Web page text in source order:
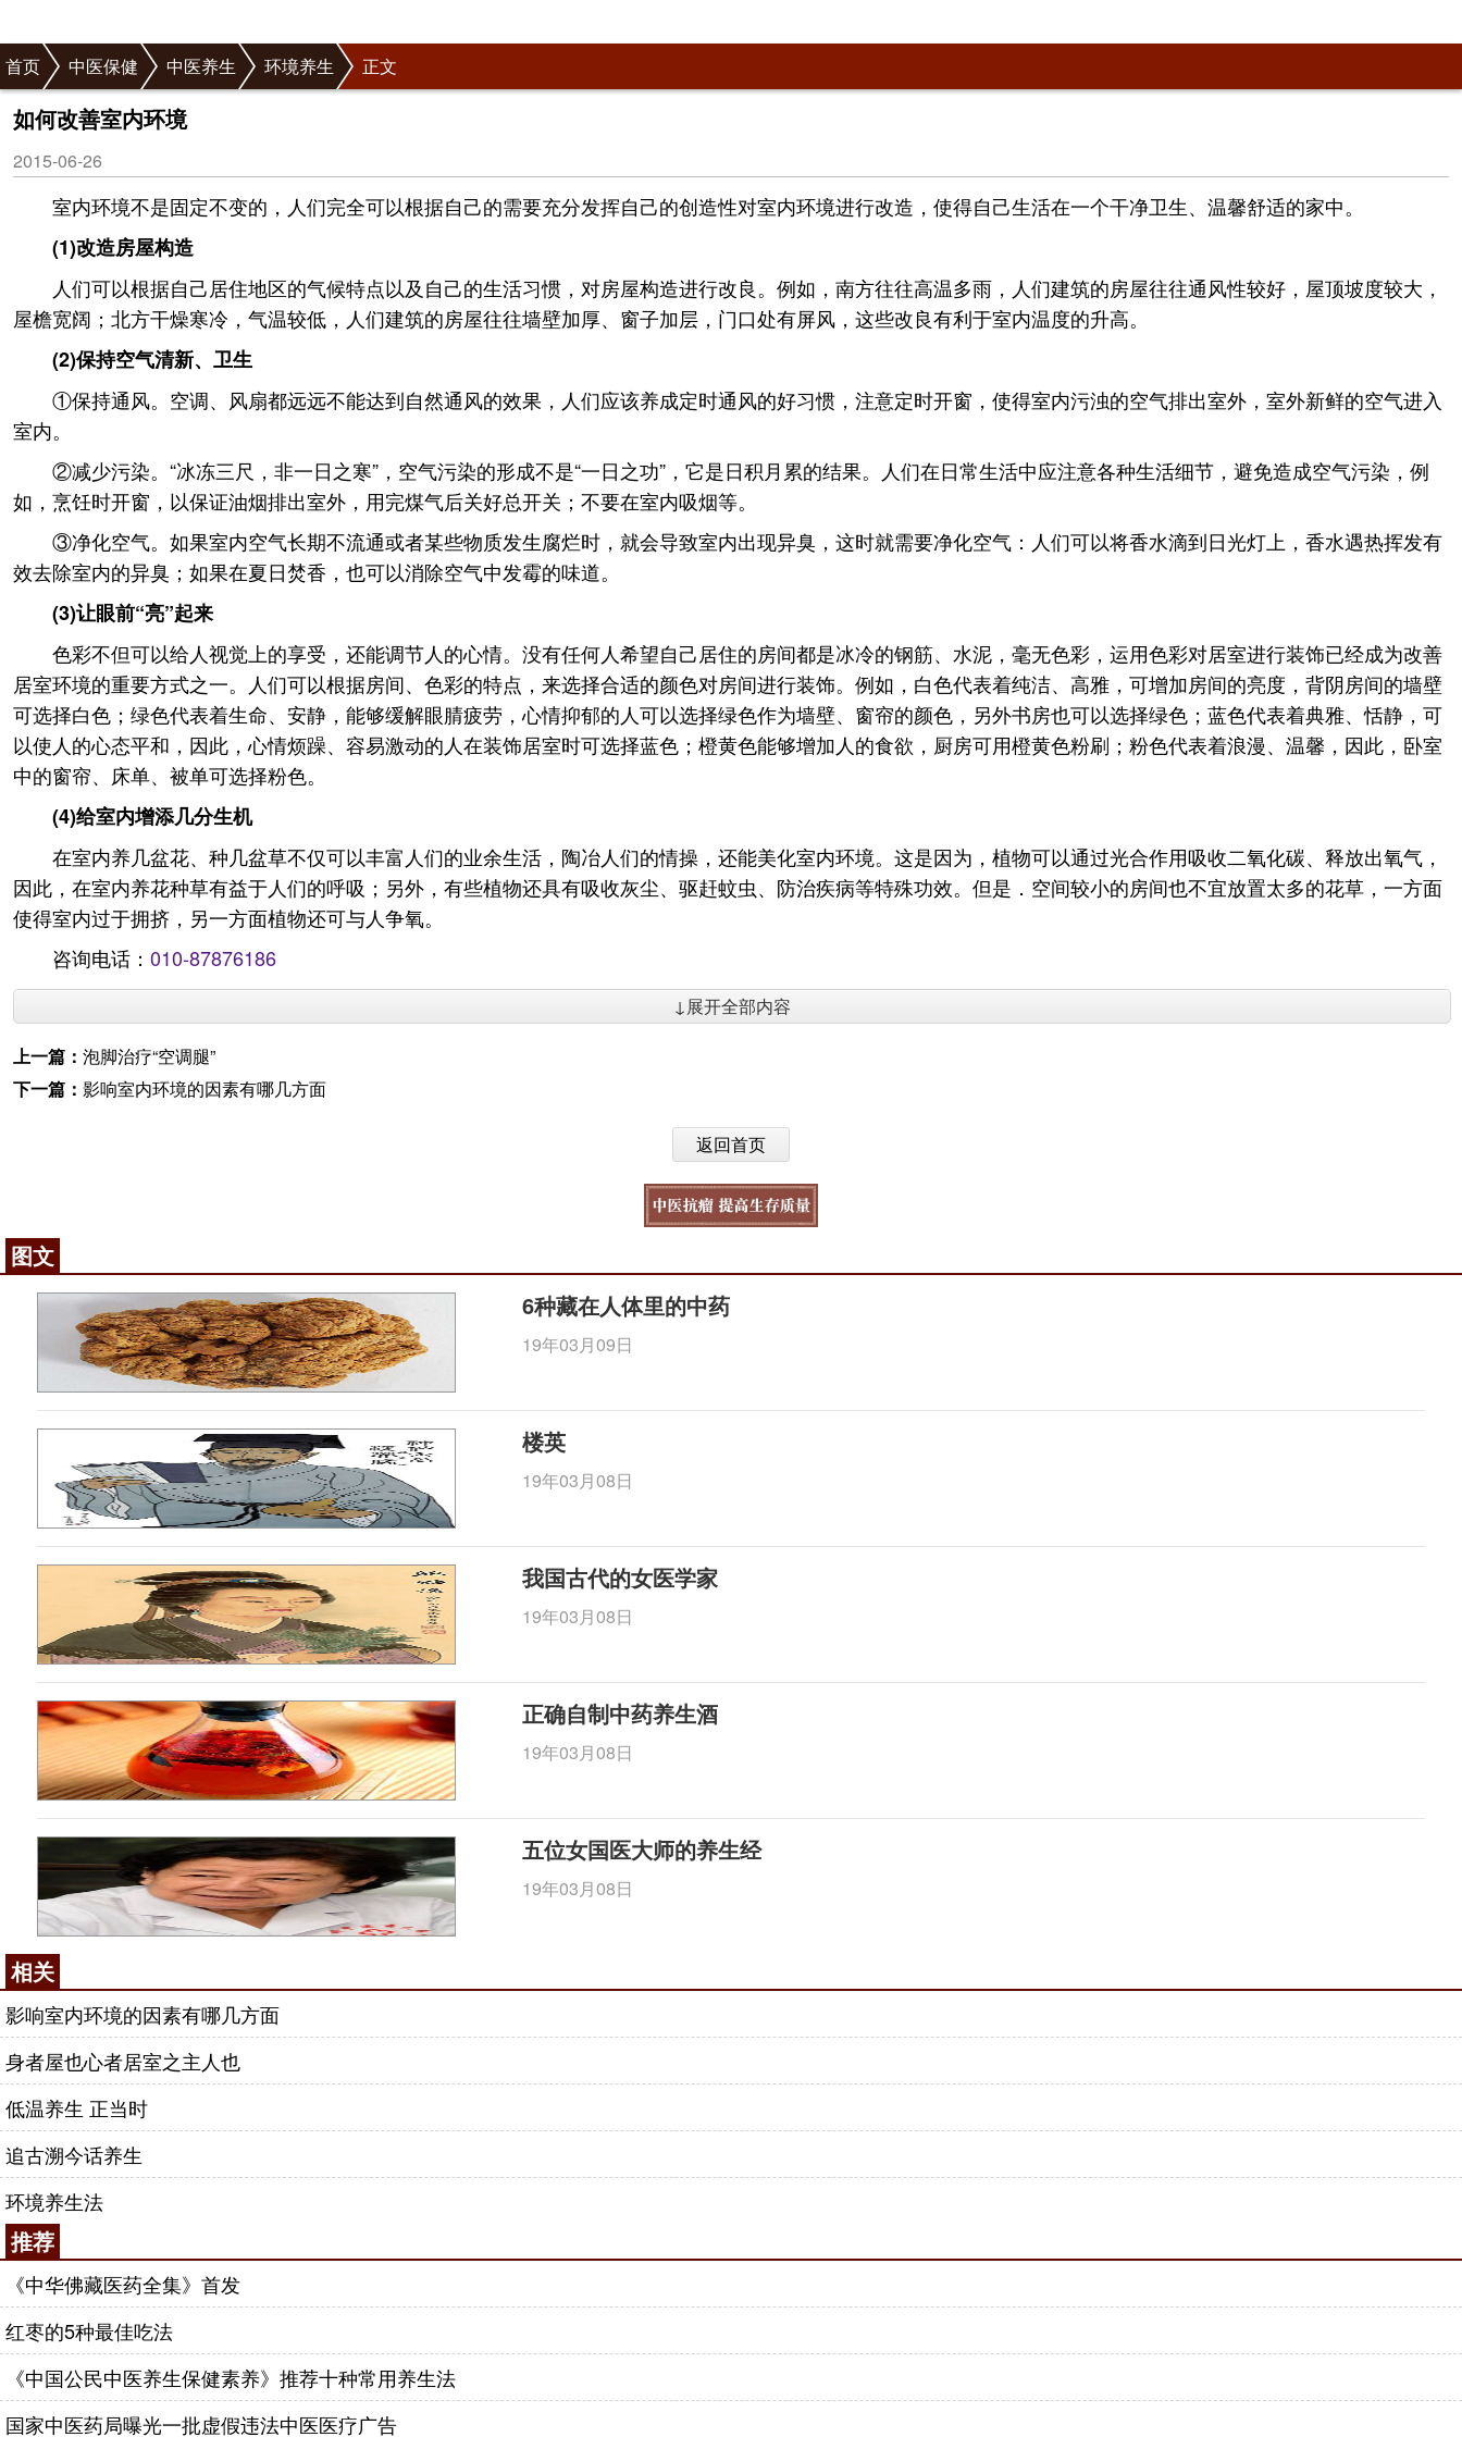
首页 中医保健 中医养生 环境养生 正文
如何改善室内环境
2015-06-26
室内环境不是固定不变的，人们完全可以根据自己的需要充分发挥自己的创造性对室内环境进行改造，使得自己生活在一个干净卫生、温馨舒适的家中。
(1)改造房屋构造
人们可以根据自己居住地区的气候特点以及自己的生活习惯，对房屋构造进行改良。例如，南方往往高温多雨，人们建筑的房屋往往通风性较好，屋顶坡度较大，
屋檐宽阔；北方干燥寒冷，气温较低，人们建筑的房屋往往墙壁加厚、窗子加层，门口处有屏风，这些改良有利于室内温度的升高。
(2)保持空气清新、卫生
①保持通风。空调、风扇都远远不能达到自然通风的效果，人们应该养成定时通风的好习惯，注意定时开窗，使得室内污浊的空气排出室外，室外新鲜的空气进入
室内。
②减少污染。“冰冻三尺，非一日之寒”，空气污染的形成不是“一日之功”，它是日积月累的结果。人们在日常生活中应注意各种生活细节，避免造成空气污染，例
如，烹饪时开窗，以保证油烟排出室外，用完煤气后关好总开关；不要在室内吸烟等。
③净化空气。如果室内空气长期不流通或者某些物质发生腐烂时，就会导致室内出现异臭，这时就需要净化空气：人们可以将香水滴到日光灯上，香水遇热挥发有
效去除室内的异臭；如果在夏日焚香，也可以消除空气中发霉的味道。
(3)让眼前“亮”起来
色彩不但可以给人视觉上的享受，还能调节人的心情。没有任何人希望自己居住的房间都是冰冷的钢筋、水泥，毫无色彩，运用色彩对居室进行装饰已经成为改善
居室环境的重要方式之一。人们可以根据房间、色彩的特点，来选择合适的颜色对房间进行装饰。例如，白色代表着纯洁、高雅，可增加房间的亮度，背阴房间的墙壁
可选择白色；绿色代表着生命、安静，能够缓解眼腈疲劳，心情抑郁的人可以选择绿色作为墙壁、窗帘的颜色，另外书房也可以选择绿色；蓝色代表着典雅、恬静，可
以使人的心态平和，因此，心情烦躁、容易激动的人在装饰居室时可选择蓝色；橙黄色能够增加人的食欲，厨房可用橙黄色粉刷；粉色代表着浪漫、温馨，因此，卧室
中的窗帘、床单、被单可选择粉色。
(4)给室内增添几分生机
在室内养几盆花、种几盆草不仅可以丰富人们的业余生活，陶冶人们的情操，还能美化室内环境。这是因为，植物可以通过光合作用吸收二氧化碳、释放出氧气，
因此，在室内养花种草有益于人们的呼吸；另外，有些植物还具有吸收灰尘、驱赶蚊虫、防治疾病等特殊功效。但是．空间较小的房间也不宜放置太多的花草，一方面
使得室内过于拥挤，另一方面植物还可与人争氧。
咨询电话： 010-87876186
↓展开全部内容
上一篇： 泡脚治疗“空调腿”
下一篇： 影响室内环境的因素有哪几方面
返回首页
图文
6种藏在人体里的中药
19年03月09日
楼英
19年03月08日
我国古代的女医学家
19年03月08日
正确自制中药养生酒
19年03月08日
五位女国医大师的养生经
19年03月08日
相关
影响室内环境的因素有哪几方面
身者屋也心者居室之主人也
低温养生 正当时
追古溯今话养生
环境养生法
推荐
《中华佛藏医药全集》首发
红枣的5种最佳吃法
《中国公民中医养生保健素养》推荐十种常用养生法
国家中医药局曝光一批虚假违法中医医疗广告